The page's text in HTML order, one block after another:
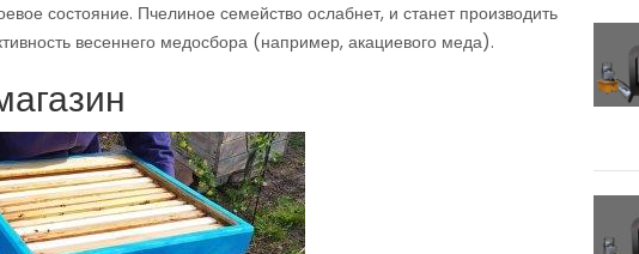
состояние. Пчелиное семейство ослабнет, и станет производить
весеннего медосбора (например, акациевого меда).